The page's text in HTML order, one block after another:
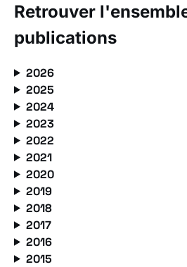
Retrouver
publications
2026
2025
2024
2023
2022
2021
2020
2019
2018
2017
2016
2015